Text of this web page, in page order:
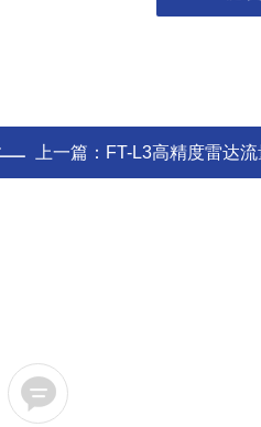
上一篇： FT-L3高精度雷达